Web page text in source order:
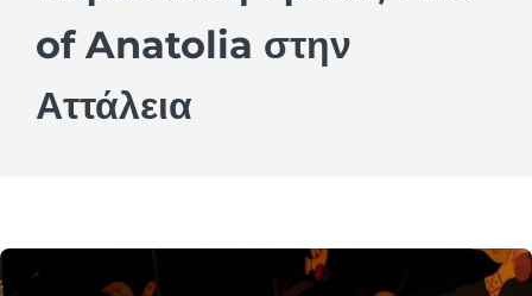
of Anatolia στην
Αττάλεια